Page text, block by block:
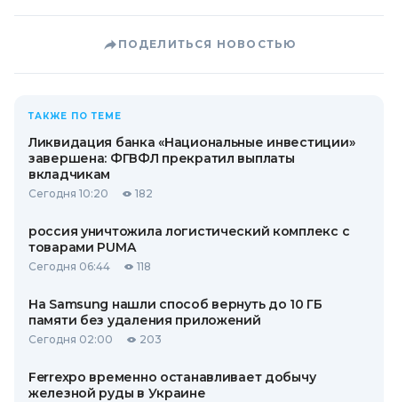
ПОДЕЛИТЬСЯ НОВОСТЬЮ
ТАКЖЕ ПО ТЕМЕ
Ликвидация банка «Национальные инвестиции»
завершена: ФГВФЛ прекратил выплаты
вкладчикам
Сегодня 10:20 182
россия уничтожила логистический комплекс с
товарами PUMA
Сегодня 06:44 118
На Samsung нашли способ вернуть до 10 ГБ
памяти без удаления приложений
Сегодня 02:00 203
Ferrexpo временно останавливает добычу
железной руды в Украине